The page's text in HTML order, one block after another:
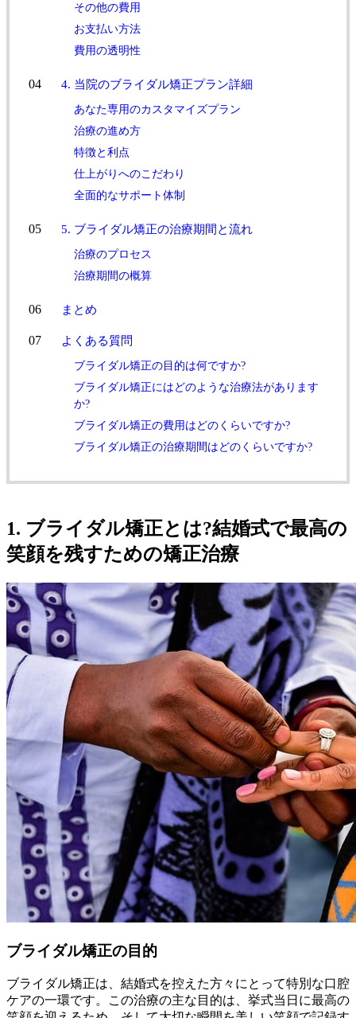
その他の費用
お支払い方法
費用の透明性
4. 当院のブライダル矯正プラン詳細
あなた専用のカスタマイズプラン
治療の進め方
特徴と利点
仕上がりへのこだわり
全面的なサポート体制
5. ブライダル矯正の治療期間と流れ
治療のプロセス
治療期間の概算
まとめ
よくある質問
ブライダル矯正の目的は何ですか?
ブライダル矯正にはどのような治療法があります
か?
ブライダル矯正の費用はどのくらいですか?
ブライダル矯正の治療期間はどのくらいですか?
1. ブライダル矯正とは?結婚式で最高の
笑顔を残すための矯正治療
ブライダル矯正の目的
ブライダル矯正は、結婚式を控えた方々にとって特別な口腔
ケアの一環です。この治療の主な目的は、挙式当日に最高の